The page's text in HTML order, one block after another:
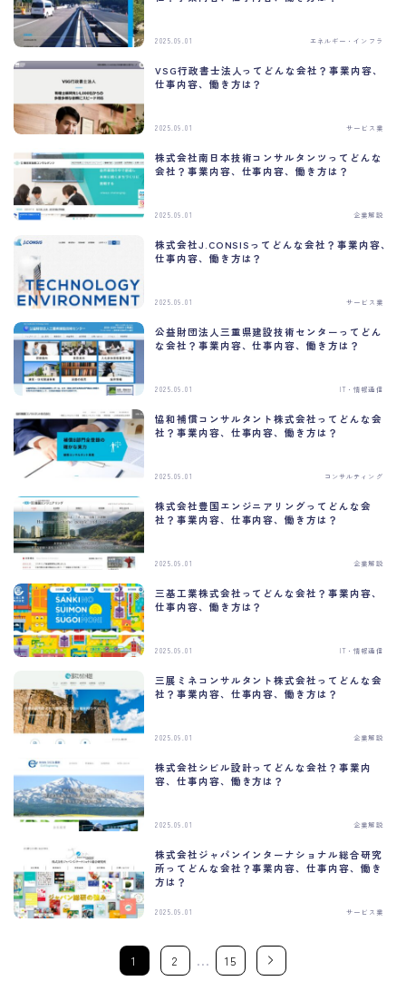
2025.09.01 エネルギー・インフラ
VSG行政書士法人ってどんな会社？事業内容、
仕事内容、働き方は？
2025.09.01 サービス業
株式会社南日本技術コンサルタンツってどんな
会社？事業内容、仕事内容、働き方は？
2025.09.01 企業解説
株式会社J.CONSISってどんな会社？事業内容、
仕事内容、働き方は？
2025.09.01 サービス業
公益財団法人三重県建設技術センターってどん
な会社？事業内容、仕事内容、働き方は？
2025.09.01 IT・情報通信
協和補償コンサルタント株式会社ってどんな会
社？事業内容、仕事内容、働き方は？
2025.09.01 コンサルティング
株式会社豊国エンジニアリングってどんな会
社？事業内容、仕事内容、働き方は？
2025.09.01 企業解説
三基工業株式会社ってどんな会社？事業内容、
仕事内容、働き方は？
2025.09.01 IT・情報通信
三展ミネコンサルタント株式会社ってどんな会
社？事業内容、仕事内容、働き方は？
2025.09.01 企業解説
株式会社シビル設計ってどんな会社？事業内
容、仕事内容、働き方は？
2025.09.01 企業解説
株式会社ジャパンインターナショナル総合研究
所ってどんな会社？事業内容、仕事内容、働き
方は？
2025.09.01 サービス業
1 2 … 15
e
このメッセージを今後表示しない